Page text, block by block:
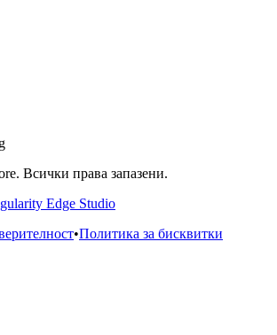
Всички права запазени.
Edge Studio
•Политика за бисквитки